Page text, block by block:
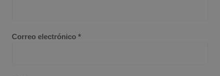
Correo electrónico *